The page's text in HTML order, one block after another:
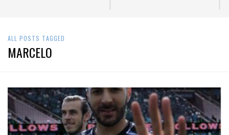
ALL POSTS TAGGED
MARCELO